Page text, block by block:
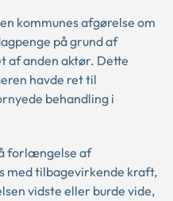
kommunes afgørelse om
på grund af
af anden aktør. Dette
havde ret til
behandling i
forlængelse af
med tilbagevirkende kraft,
vidste eller burde vide,